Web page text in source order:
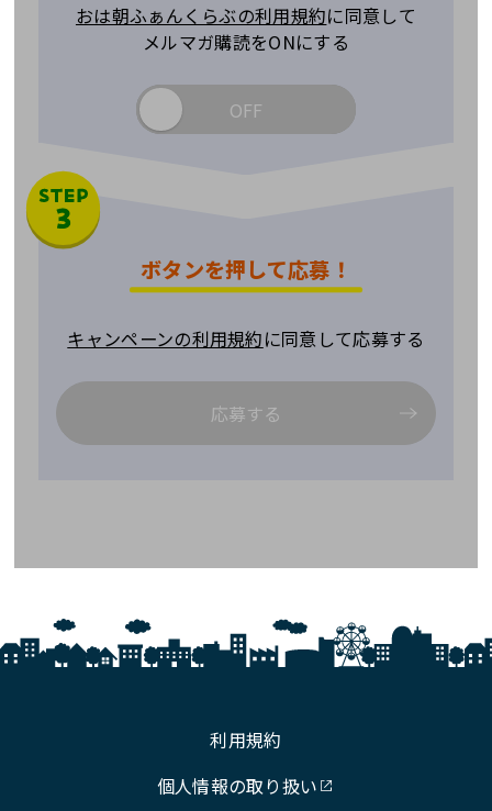
おは朝ふぁんくらぶの利用規約に同意して
メルマガ購読をONにする
ON
ボタンを押して応募！
キャンペーンの利用規約に同意して応募する
応募する
利用規約
個人情報の取り扱い